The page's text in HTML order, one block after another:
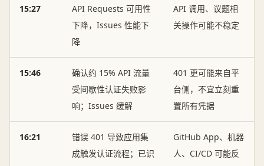
15:27
API Requests 可用性
下降，Issues 性能下
降
API 调用、议题相
关操作可能不稳定
15:46
确认约 15% API 流量
受间歇性认证失败影
响；Issues 缓解
401 更可能来自平
台侧，不宜立刻重
置所有凭据
16:21
错误 401 导致应用集
成触发认证流程；已识
GitHub App、机器
人、CI/CD 可能反